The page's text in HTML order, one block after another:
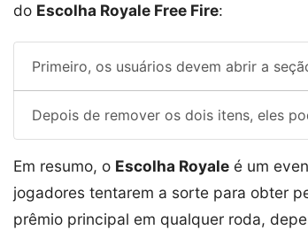
do Escolha Royale Free Fire:
Primeiro, os usuários devem abrir a
Depois de remover os dois itens, eles
Em resumo, o Escolha Royale é um
jogadores tentarem a sorte para obter
prêmio principal em qualquer roda,